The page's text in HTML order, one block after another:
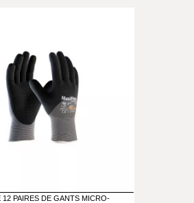
12 PAIRES DE GANTS MICRO-